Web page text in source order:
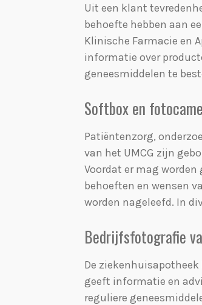
Uit een klant
behoefte hebben aan
Klinische Farmacie en
informatie over
geneesmiddelen te
Softbox en
Patiëntenzorg,
van het UMCG zijn
Voordat er mag
behoeften en wensen
worden nageleefd. In
Bedrijfsfotografie
De
geeft informatie en
reguliere